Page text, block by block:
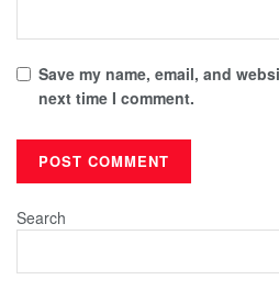
Save my name, email, and
next time I comment.
Search